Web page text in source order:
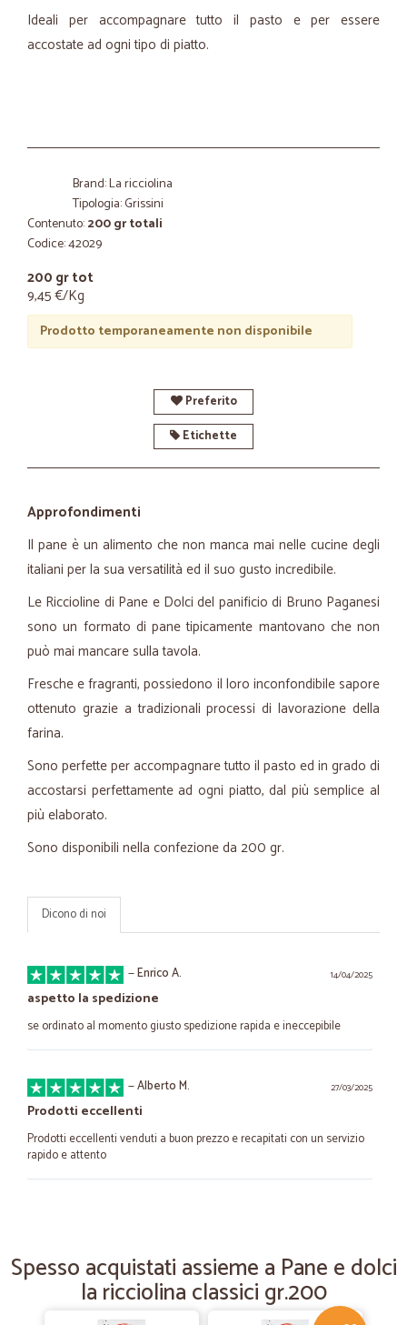
Ideali per accompagnare tutto il pasto e per essere
accostate ad ogni tipo di piatto.
Brand: La ricciolina
Tipologia: Grissini
Contenuto:200 gr totali
Codice: 42029
200 gr tot
9,45 €/Kg
Prodotto temporaneamente non disponibile
Preferito
Etichette
Approfondimenti
Il pane è un alimento che non manca mai nelle cucine degli
italiani per la sua versatilità ed il suo gusto incredibile.
Le Riccioline di Pane e Dolci del panificio di Bruno Paganesi
sono un formato di pane tipicamente mantovano che non
può mai mancare sulla tavola.
Fresche e fragranti, possiedono il loro inconfondibile sapore
ottenuto grazie a tradizionali processi di lavorazione della
farina.
Sono perfette per accompagnare tutto il pasto ed in grado di
accostarsi perfettamente ad ogni piatto, dal più semplice al
più elaborato.
Sono disponibili nella confezione da 200 gr.
Dicono di noi
14/04/2025
—Enrico A.
aspetto la spedizione
se ordinato al momento giusto spedizione rapida e ineccepibile
27/03/2025
—Alberto M.
Prodotti eccellenti
Prodotti eccellenti venduti a buon prezzo e recapitati con un servizio
rapido e attento
Consegna veloce, imballo perfetto, ottimo assortimento, prodotti
Spesso acquistati assieme a Pane e dolci
la ricciolina classici gr.200